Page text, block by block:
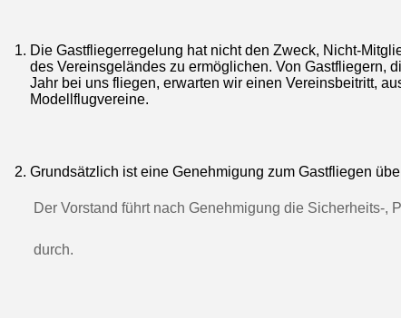
Die Gastfliegerregelung hat nicht den Zweck, Nicht-
des Vereinsgeländes zu ermöglichen. Von Gastfliegern,
Jahr bei uns fliegen, erwarten wir einen Vereinsbeitritt,
Modellflugvereine.
Grundsätzlich ist eine Genehmigung zum Gastfliegen
Der Vorstand führt nach Genehmigung die Sicherheits-,
durch.